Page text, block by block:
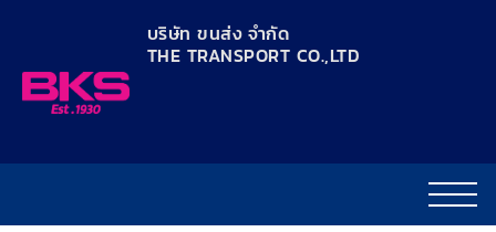
บริษัท ขนส่ง จำกัด
THE TRANSPORT CO.,LTD​